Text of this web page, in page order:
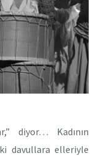
diyor… Kadının
davullara elleriyle